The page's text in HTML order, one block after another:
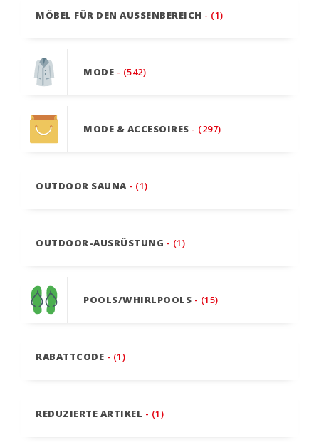
MÖBEL FÜR DEN AUSSENBEREICH - (1)
MODE - (542)
MODE & ACCESOIRES - (297)
OUTDOOR SAUNA - (1)
OUTDOOR-AUSRÜSTUNG - (1)
POOLS/WHIRLPOOLS - (15)
RABATTCODE - (1)
REDUZIERTE ARTIKEL - (1)